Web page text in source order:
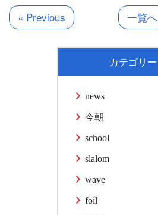
« Previous 一覧へ
カテゴリー
news
今朝
school
slalom
wave
foil